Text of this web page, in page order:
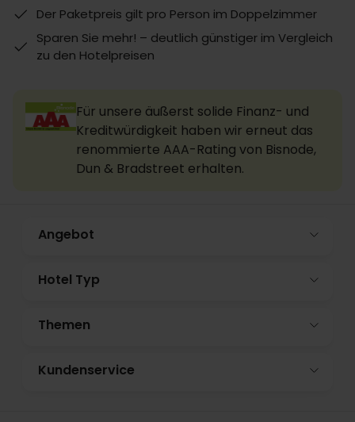
Der Paketpreis gilt pro Person im Doppelzimmer
Sparen Sie mehr! – deutlich günstiger im Vergleich
zu den Hotelpreisen
Für unsere äußerst solide Finanz- und
Kreditwürdigkeit haben wir erneut das
renommierte AAA-Rating von Bisnode,
Dun & Bradstreet erhalten.
Angebot
Hotel Typ
Themen
Kundenservice